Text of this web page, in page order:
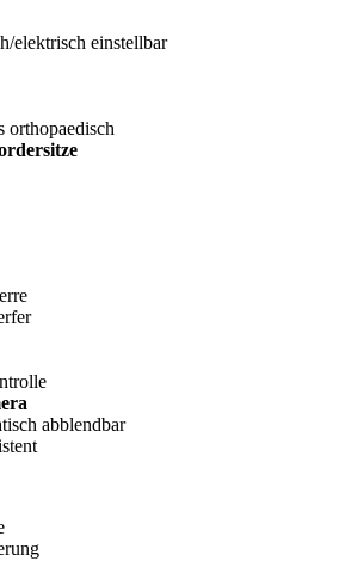
elektrisch einstellbar
orthopaedisch
abblendbar